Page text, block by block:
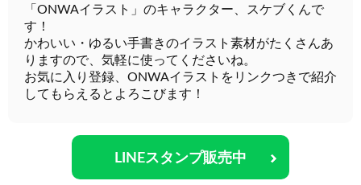
「ONWAイラスト」のキャラクター、スケブくんで
す！
かわいい・ゆるい手書きのイラスト素材がたくさんあ
りますので、気軽に使ってくださいね。
お気に入り登録、ONWAイラストをリンクつきで紹介
してもらえるとよろこびます！
LINEスタンプ販売中